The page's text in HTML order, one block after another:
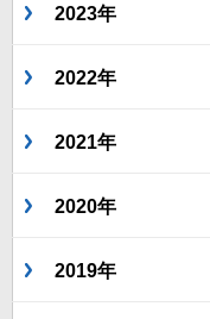
2023年
2022年
2021年
2020年
2019年